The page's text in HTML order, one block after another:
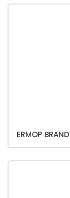
ERMOP